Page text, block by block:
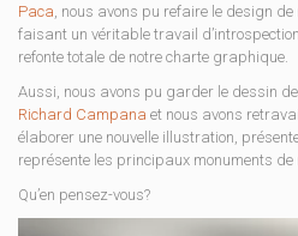
Paca , nous avons pu refaire le design
faisant un véritable travail
refonte totale de notre charte graphique.
Aussi, nous avons pu garder le dessin
Richard Campana et nous avons
élaborer une nouvelle illustration,
représente les principaux monuments de
Qu’en pensez-vous?